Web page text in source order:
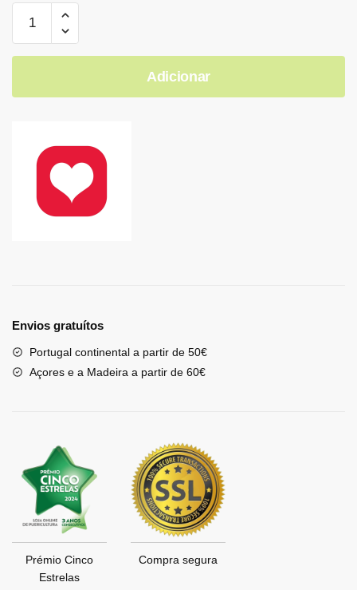
Adicionar
Envios gratuítos
Portugal continental a partir de 50€
Açores e a Madeira a partir de 60€
Prémio Cinco
Estrelas
Compra segura